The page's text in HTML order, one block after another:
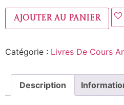
Ajouter au panier
Catégorie : Livres De Cours
Description